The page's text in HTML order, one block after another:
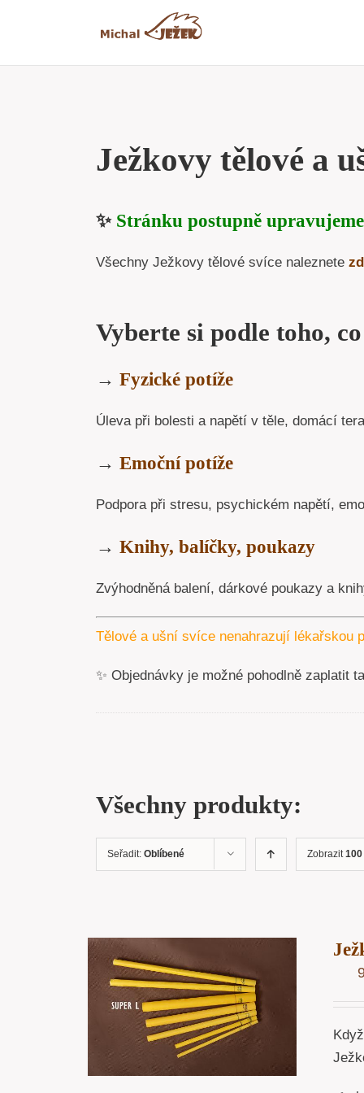
Ježkovy tělové a
✨ Stránku postupně
Všechny Ježkovy tělové svíce naleznete
Vyberte si podle toho,
→ Fyzické potíže
Úleva při bolesti a napětí v těle, domácí
→ Emoční potíže
Podpora při stresu, psychickém napětí,
→ Knihy, balíčky, poukazy
Zvýhodněná balení, dárkové poukazy a
Tělové a ušní svíce nenahrazují lékařskou
✨ Objednávky je možné pohodlně zaplatit
Všechny produkty:
Seřadit: Oblíbené Zobrazit